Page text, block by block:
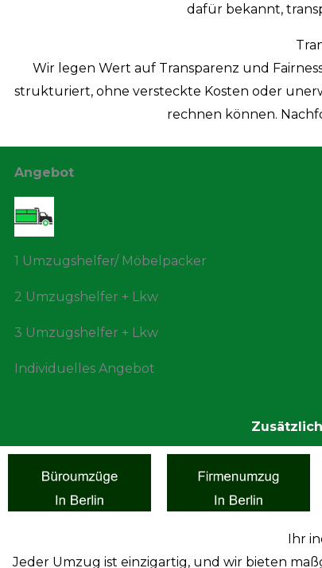
dafür bekannt,
Wir legen Wert auf Transparenz und
strukturiert, ohne versteckte Kosten oder
rechnen können.
Angebot
1 Umzugshelfer/ Möbelpacker
2 Umzugshelfer + Lkw
3 Umzugshelfer + Lkw
Individuelles Angebot
Ihr
Jeder Umzug ist einzigartig, und wir bieten